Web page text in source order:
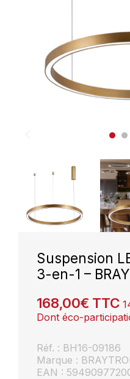
Suspension
3-en-1 –
168,00€ TTC
Dont éco-
Réf. : BH16-09186
Marque :
EAN :